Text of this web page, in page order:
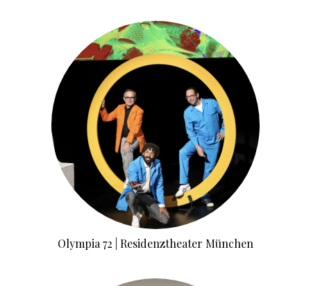
Olympia 72 | Residenztheater München